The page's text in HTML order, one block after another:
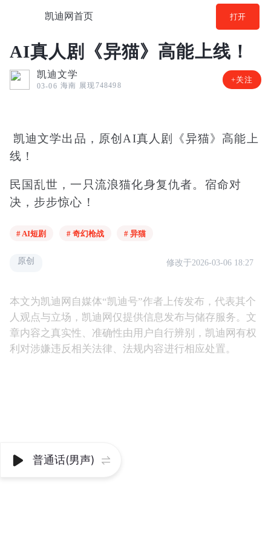
凯迪网首页 打开
AI真人剧《异猫》高能上线！
凯迪文学
03-06 海南 展现748498
+关注
凯迪文学出品，原创AI真人剧《异猫》高能上
线！
民国乱世，一只流浪猫化身复仇者。宿命对
决，步步惊心！​
# AI短剧 # 奇幻枪战 # 异猫
原创 修改于2026-03-06 18:27
本文为凯迪网自媒体“凯迪号”作者上传发布，代表其个
人观点与立场，凯迪网仅提供信息发布与储存服务。文
章内容之真实性、准确性由用户自行辨别，凯迪网有权
利对涉嫌违反相关法律、法规内容进行相应处置。
 普通话(男声) 